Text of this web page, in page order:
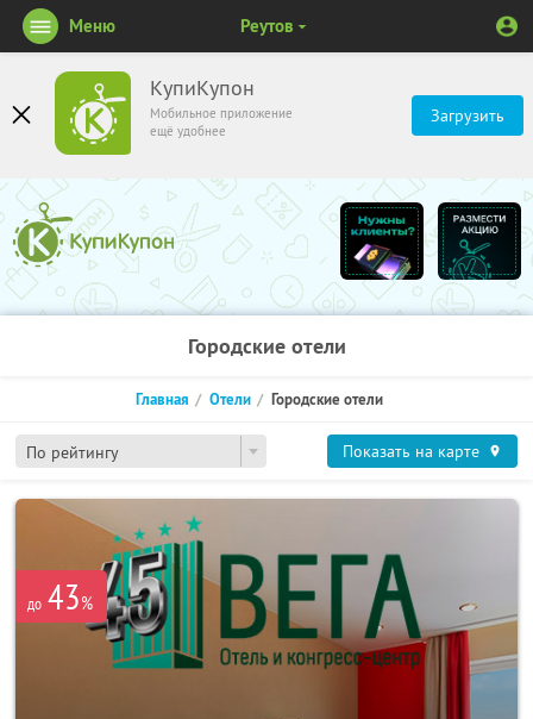
КупиКупон
Мобильное приложение
ещё удобнее
Загрузить
Меню Реутов
Городские отели
По рейтингу
Главная Отели Городские отели
Показать на карте
до 43%